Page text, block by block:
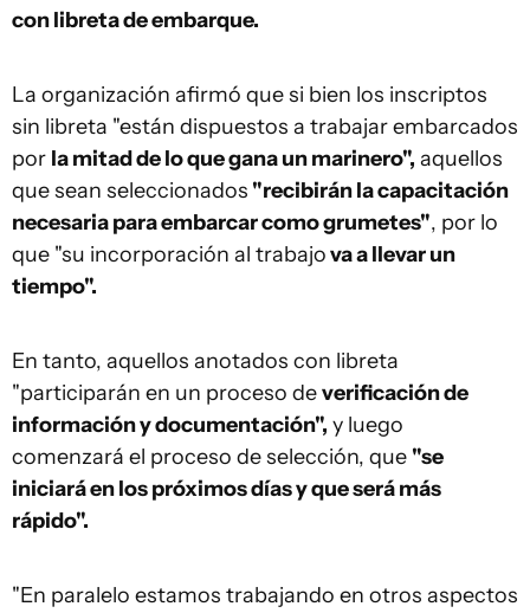
con libreta de embarque.
La organización afirmó que si bien los inscriptos
sin libreta "están dispuestos a trabajar embarcados
por la mitad de lo que gana un marinero", aquellos
que sean seleccionados "recibirán la capacitación
necesaria para embarcar como grumetes", por lo
que "su incorporación al trabajova a llevar un
tiempo".
En tanto, aquellos anotados con libreta
"participarán en un proceso deverificación de
información y documentación", y luego
comenzará el proceso de selección, que "se
iniciará en los próximos días y que será más
rápido".
"En paralelo estamos trabajando en otros aspectos